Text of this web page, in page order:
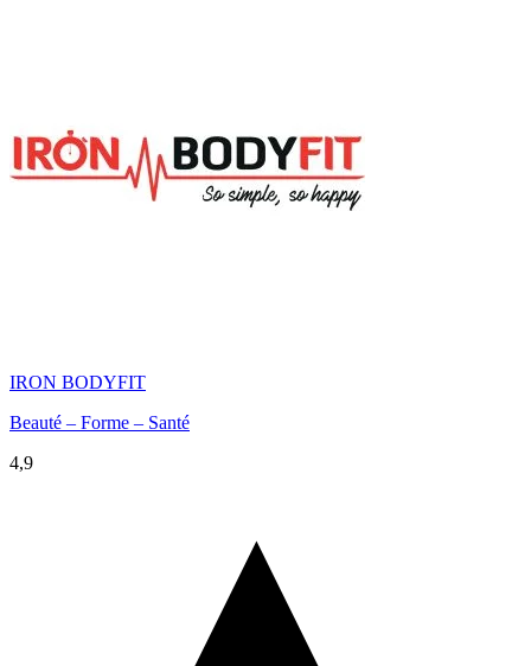
IRON BODYFIT
Beauté – Forme – Santé
4,9